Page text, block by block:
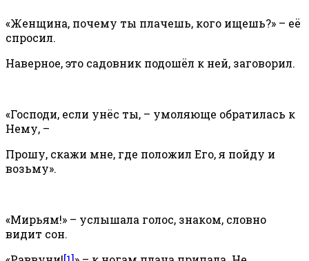
«Женщина, почему ты плачешь, кого ищешь?» – её
спросил.
Наверное, это садовник подошёл к ней, заговорил.
«Господи, если унёс ты, – умоляюще обратилась к
Нему, –
Прошу, скажи мне, где положил Его, я пойду и
возьму».
«Мирьям!» – услышала голос, знаком, словно
видит сон.